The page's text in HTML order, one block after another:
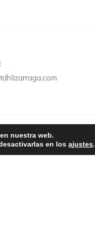
nuestra web.
en losajustes.